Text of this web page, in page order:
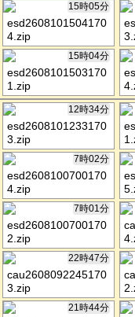
15時05分
esd2608101504170
4.zip
15時04分
esd2608101503170
1.zip
12時34分
esd2608101233170
3.zip
7時02分
esd2608100700170
4.zip
7時01分
esd2608100700170
2.zip
22時47分
cau2608092245170
3.zip
21時44分